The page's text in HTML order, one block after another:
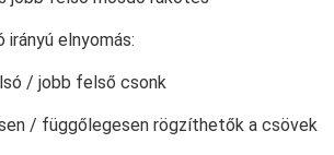
elnyomás:
/ jobb felső csonk
/ függőlegesen rögzíthetők a csövek